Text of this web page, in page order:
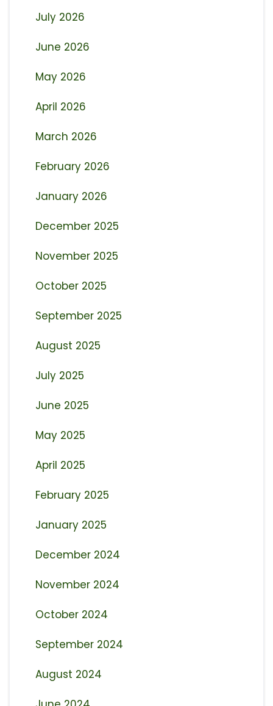
July 2026
June 2026
May 2026
April 2026
March 2026
February 2026
January 2026
December 2025
November 2025
October 2025
September 2025
August 2025
July 2025
June 2025
May 2025
April 2025
February 2025
January 2025
December 2024
November 2024
October 2024
September 2024
August 2024